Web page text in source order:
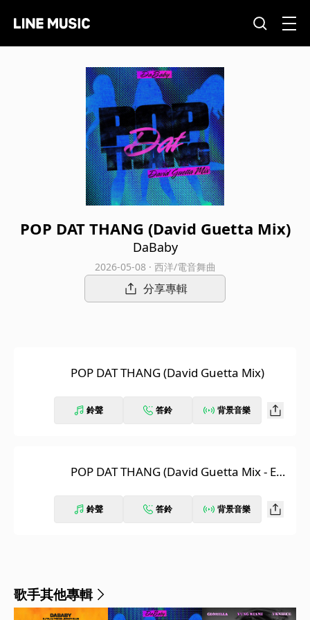
POP DAT THANG (David Guetta Mix)
DaBaby
2026-05-08 · 西洋/電音舞曲
分享專輯
POP DAT THANG (David Guetta Mix)
鈴聲 答鈴 背景音樂
POP DAT THANG (David Guetta Mix - Ext
鈴聲 答鈴 背景音樂
歌手其他專輯